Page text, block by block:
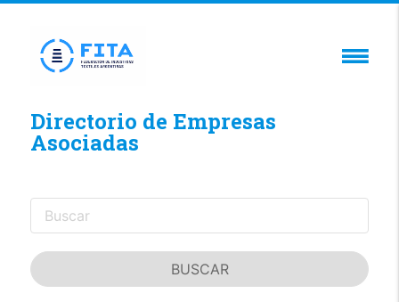
Directorio de Empresas
Asociadas